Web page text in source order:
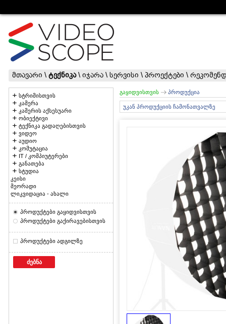
მთავარი \ ტექნიკა\ იჯარა \ სერვისი \ პროექტები \
სტრიმისთვის
კამერა
კამერის აქსესუარი
ობიექტივი
ტექნიკა გადაღებისთვის
ვიდეო
აუდიო
კომუტაცია
IT / კომპიუტერები
განათება
სტუდია
კეისი
მეორადი
ლიკვიდაცია - ახალი
პროდუქტები გაყიდვისთვის
პროდუქტები გაქირავებისთვის
პროდუქტები ადგილზე
ძებნა
გაყიდვისთვის პროდუქცია
უკან პროდუქციის ჩამონათვალზე